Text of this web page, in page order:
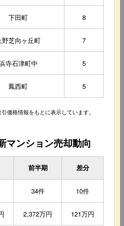
下田町 8
野芝向ヶ丘町 7
寺石津町中 5
鳳西町 5
価格情報をもとに表示しています。
マンション売却動向
前半期 差分
34件 10件
2,372万円 121万円